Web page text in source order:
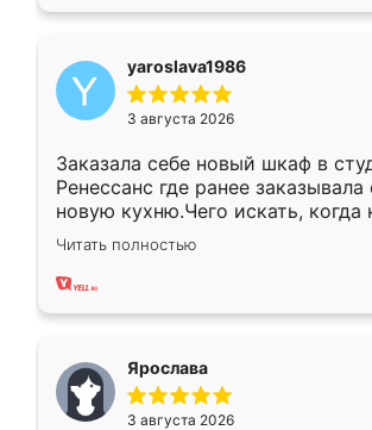
yaroslava1986
3 августа 2026
Заказала себе новый шкаф в
Ренессанс где ранее заказывала
новую кухню.Чего искать, когда
вполне довольна. Служит кухня
два года, нареканий нет.
Читать полностью
Ярослава
3 августа 2026